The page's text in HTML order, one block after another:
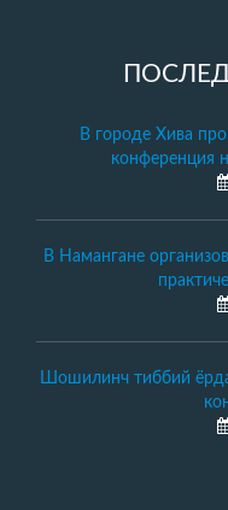
В городе Хива
конференция
В Намангане
Шошилинч тиббий